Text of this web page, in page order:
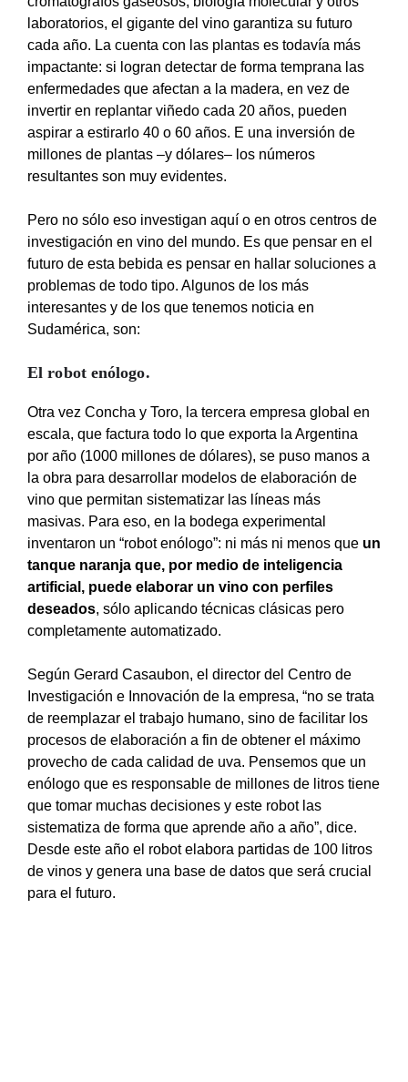
laboratorios, el gigante del vino garantiza su futuro
cada año. La cuenta con las plantas es todavía más
impactante: si logran detectar de forma temprana las
enfermedades que afectan a la madera, en vez de
invertir en replantar viñedo cada 20 años, pueden
aspirar a estirarlo 40 o 60 años. E una inversión de
millones de plantas –y dólares– los números
resultantes son muy evidentes.
Pero no sólo eso investigan aquí o en otros centros de
investigación en vino del mundo. Es que pensar en el
futuro de esta bebida es pensar en hallar soluciones a
problemas de todo tipo. Algunos de los más
interesantes y de los que tenemos noticia en
Sudamérica, son:
El robot enólogo.
Otra vez Concha y Toro, la tercera empresa global en
escala, que factura todo lo que exporta la Argentina
por año (1000 millones de dólares), se puso manos a
la obra para desarrollar modelos de elaboración de
vino que permitan sistematizar las líneas más
masivas. Para eso, en la bodega experimental
inventaron un “robot enólogo”: ni más ni menos que un
tanque naranja que, por medio de inteligencia
artificial, puede elaborar un vino con perfiles
deseados, sólo aplicando técnicas clásicas pero
completamente automatizado.
Según Gerard Casaubon, el director del Centro de
Investigación e Innovación de la empresa, “no se trata
de reemplazar el trabajo humano, sino de facilitar los
procesos de elaboración a fin de obtener el máximo
provecho de cada calidad de uva. Pensemos que un
enólogo que es responsable de millones de litros tiene
que tomar muchas decisiones y este robot las
sistematiza de forma que aprende año a año”, dice.
Desde este año el robot elabora partidas de 100 litros
de vinos y genera una base de datos que será crucial
para el futuro.